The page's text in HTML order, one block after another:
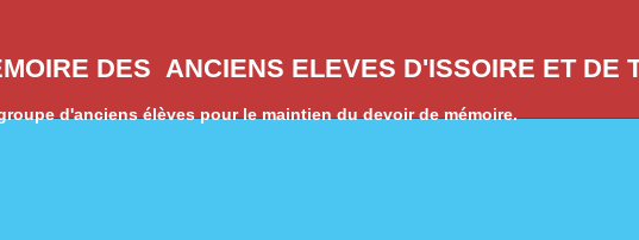
DES ANCIENS ELEVES D'ISSOIRE ET DE
d'anciens élèves pour le maintien du devoir de mémoire.